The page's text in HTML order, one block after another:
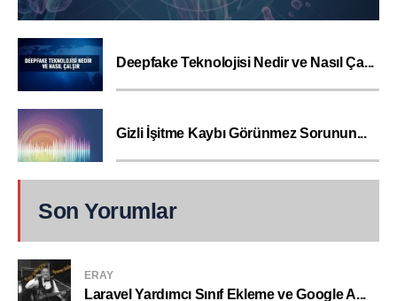
Deepfake Teknolojisi Nedir ve Nasıl Ça...
Gizli İşitme Kaybı Görünmez Sorunun...
Son Yorumlar
ERAY
Laravel Yardımcı Sınıf Ekleme ve Google A...